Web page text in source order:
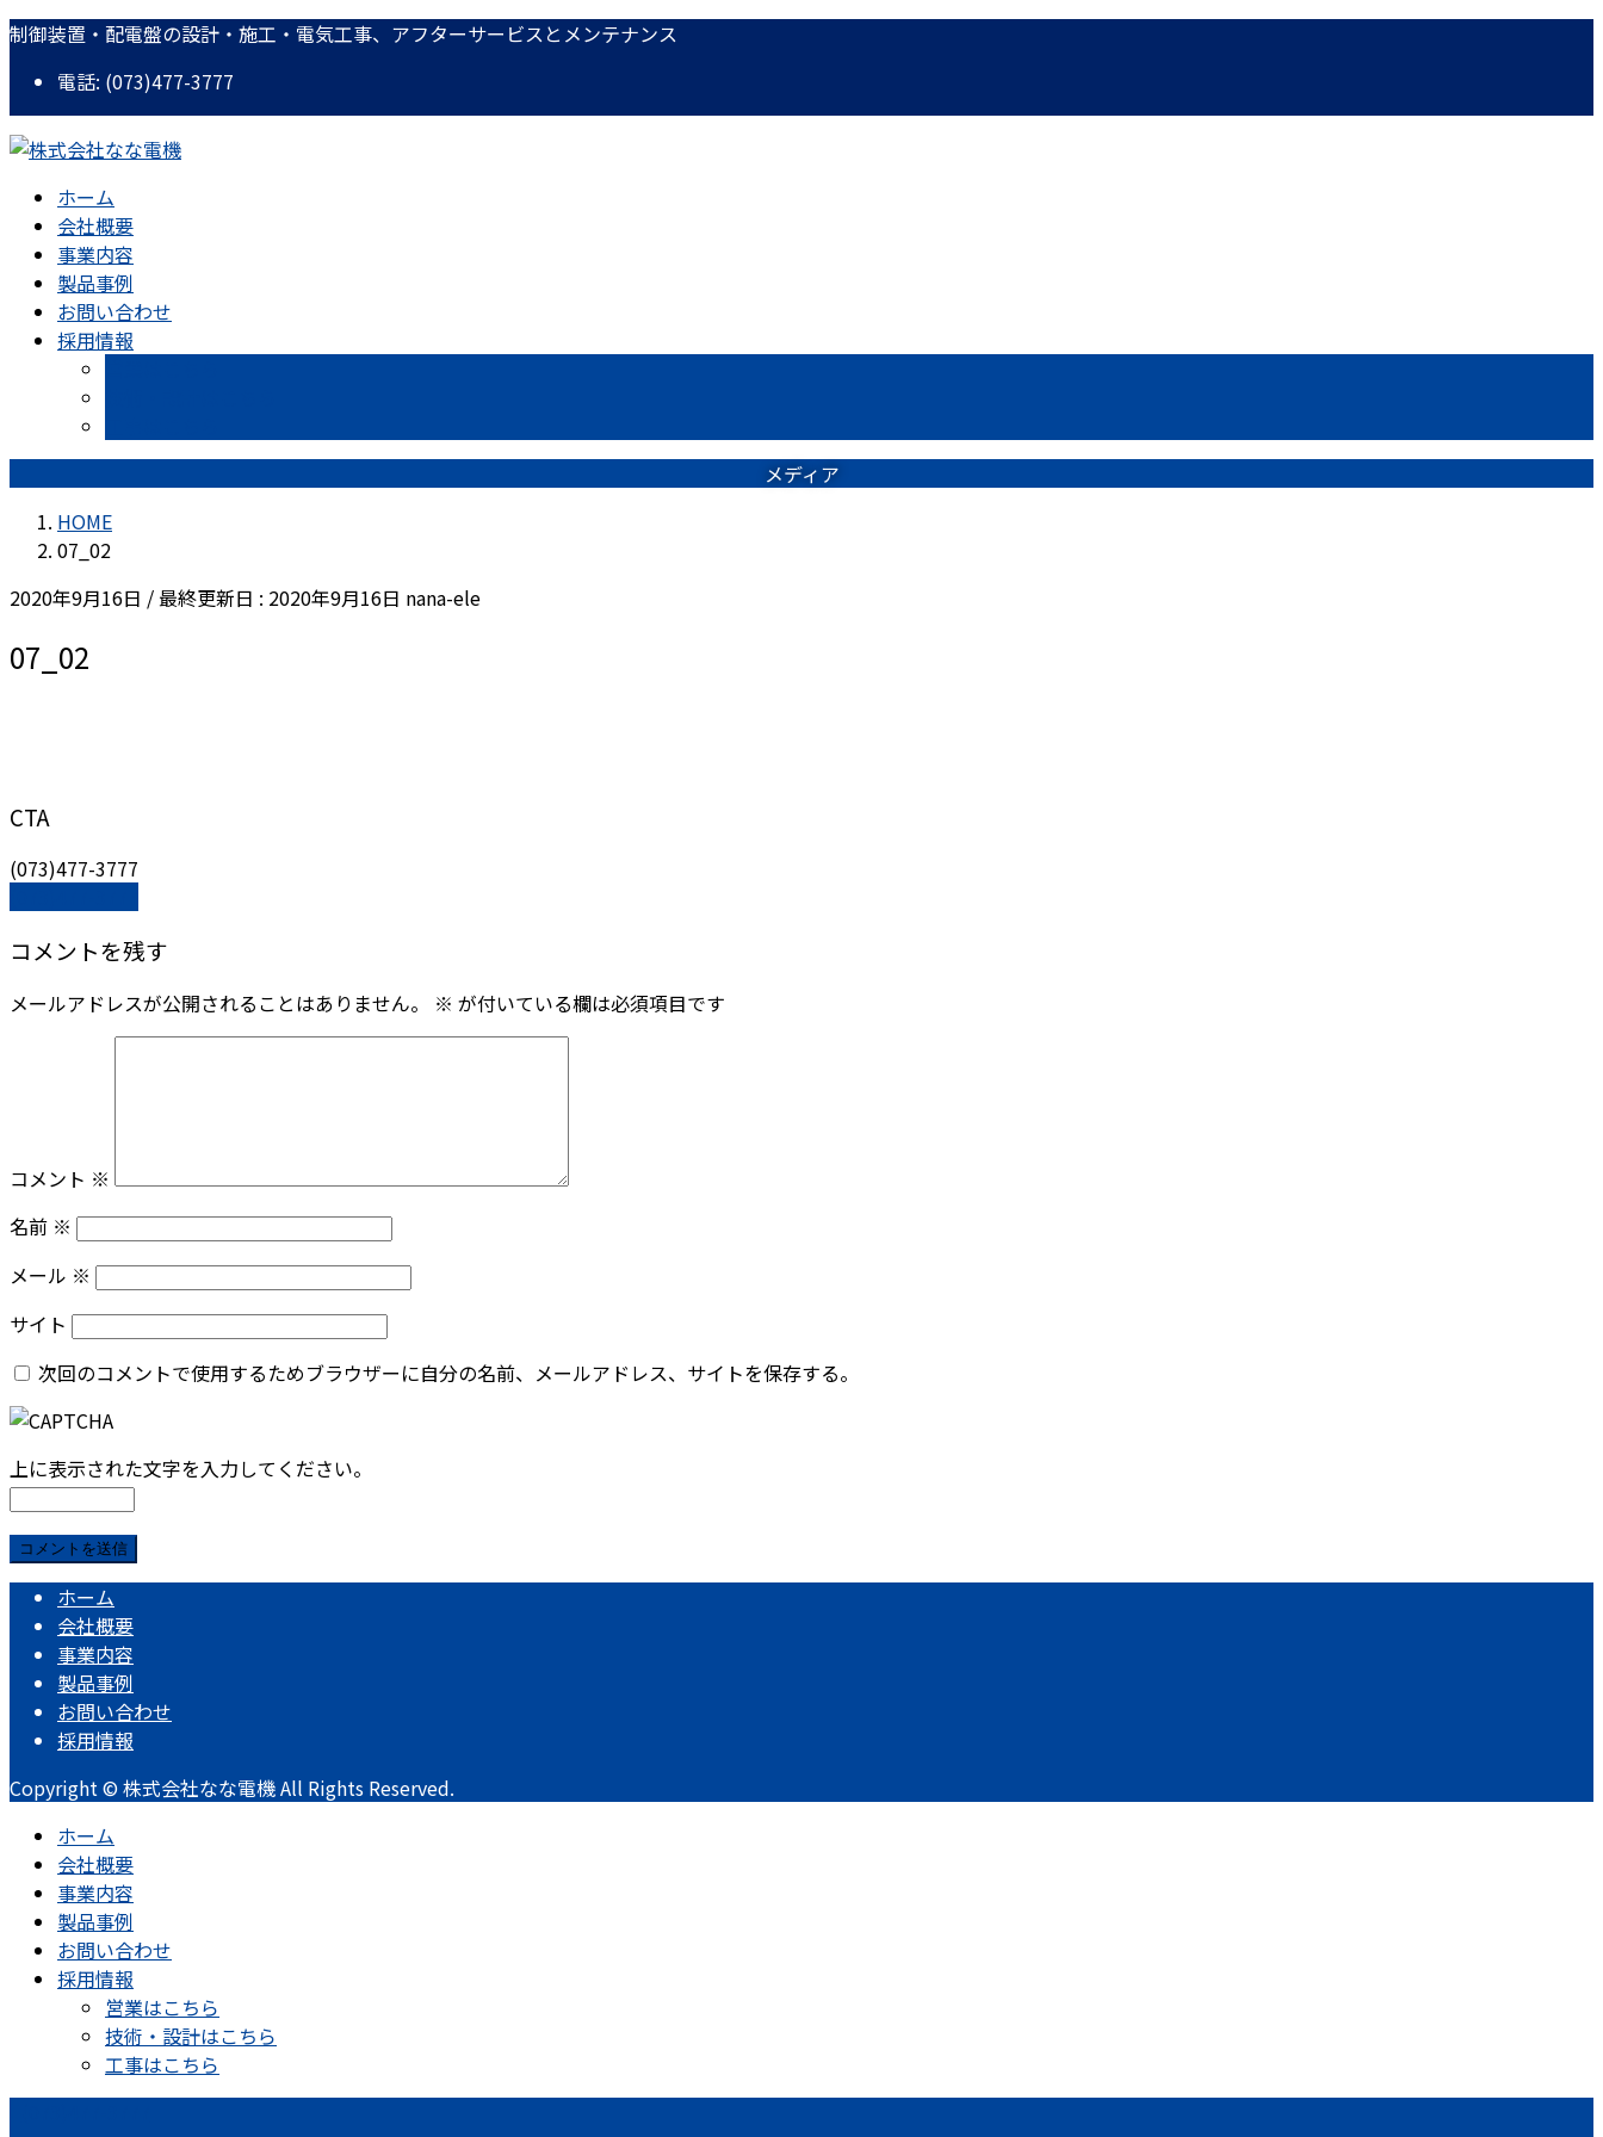
コ
ン
ツ
ナ
ー
シ
制御装置・配電盤の設計・施工・電気工事、アフターサービスとメンテナンス
電話: (073)477-3777
ホーム
会社概要
事業内容
製品事例
お問い合わせ
採用情報
メディア
HOME
07_02
2020年9月16日 / 最終更新日 : 2020年9月16日 nana-ele
07_02
CTA
(073)477-3777
コメントを残す
メールアドレスが公開されることはありません。 ※ が付いている欄は必須項目です
コメント ※
名前 ※
メール ※
サイト
次回のコメントで使用するためブラウザーに自分の名前、メールアドレス、サイトを保存する。
上に表示された文字を入力してください。
ホーム
会社概要
事業内容
製品事例
お問い合わせ
採用情報
Copyright © 株式会社なな電機 All Rights Reserved.
ホーム
会社概要
事業内容
製品事例
お問い合わせ
採用情報
営業はこちら
技術・設計はこちら
工事はこちら